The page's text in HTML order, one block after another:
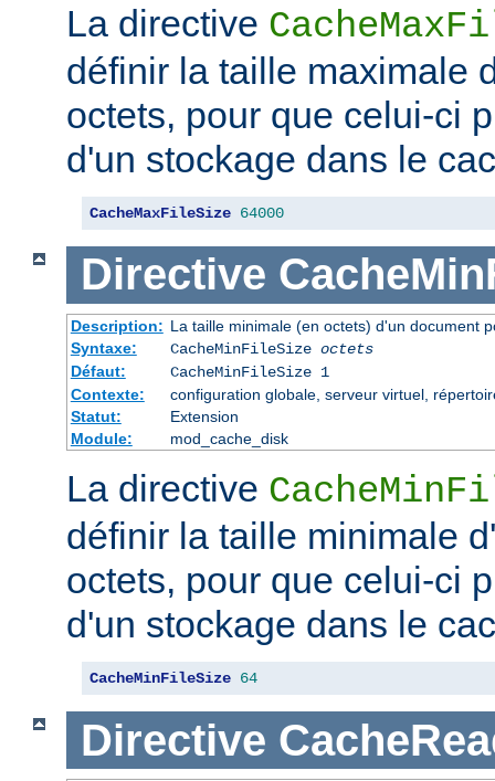
La directive
définir la taille maximale
octets, pour que celui-ci
d'un stockage dans le
CacheMaxFileSize 64000
Directive
Description: La taille minimale (en octets) d'un document
Syntaxe:
CacheMinFileSize octets
Défaut:
CacheMinFileSize 1
Contexte:
configuration globale, serveur virtuel,
Statut:
Extension
Module:
mod_cache_disk
La directive
définir la taille minimale
octets, pour que celui-ci
d'un stockage dans le
CacheMinFileSize 64
Directive